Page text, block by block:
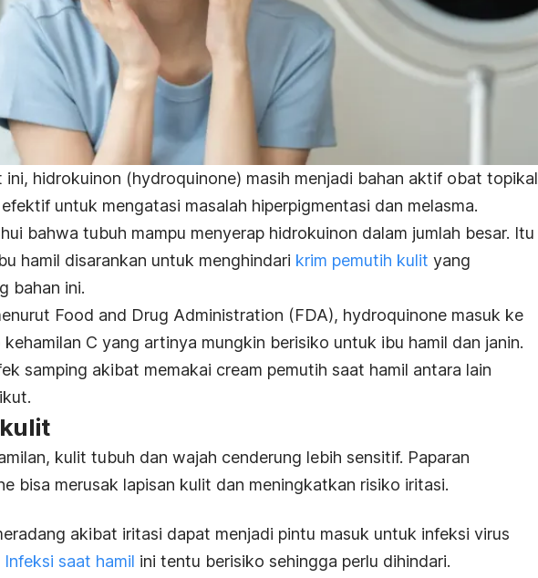
ini, hidrokuinon (hydroquinone) masih menjadi bahan aktif obat topikal
untuk mengatasi masalah hiperpigmentasi dan melasma.
bahwa tubuh mampu menyerap hidrokuinon dalam jumlah besar. Itu
hamil disarankan untuk menghindari krim pemutih kulit yang
bahan ini.
Food and Drug Administration (FDA), hydroquinone masuk ke
kehamilan C yang artinya mungkin berisiko untuk ibu hamil dan janin.
samping akibat memakai cream pemutih saat hamil antara lain
kulit tubuh dan wajah cenderung lebih sensitif. Paparan
bisa merusak lapisan kulit dan meningkatkan risiko iritasi.
akibat iritasi dapat menjadi pintu masuk untuk infeksi virus
Infeksi saat hamil ini tentu berisiko sehingga perlu dihindari.